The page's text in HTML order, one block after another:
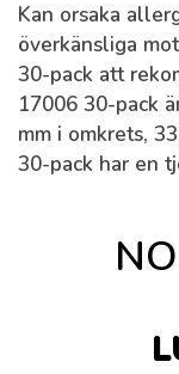
Kan orsaka
överkänsliga
30-pack att
17006 30-pack
mm i omkrets,
30-pack har en